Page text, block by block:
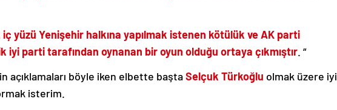
yüzü Yenişehir halkına yapılmak istenen kötülük ve AK parti
iyi parti tarafından oynanan bir oyun olduğu ortaya çıkmıştır. “
açıklamaları böyle iken elbette baştaSelçuk Türkoğlu olmak üzere iyi
isterim.